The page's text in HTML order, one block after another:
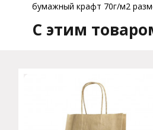
бумажный крафт 70г/м2
C этим